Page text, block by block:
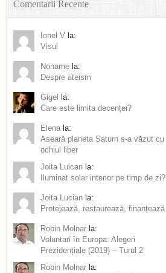
Comentarii Recente
Ionel V la:
Visul
Noname la:
Despre ateism
Gigel
la:
Care este limita decenței?
Elena la:
Aseară planeta Saturn s-a văzut cu
ochiul liber
Joita Luican la:
Iluminat solar interior pe timp de zi?
Joita Lucian la:
Protejează, restaurează, finanțează
Robin Molnar la:
Voluntari în Europa: Alegeri
Prezidențiale (2019) – Turul 2
Robin Molnar la: